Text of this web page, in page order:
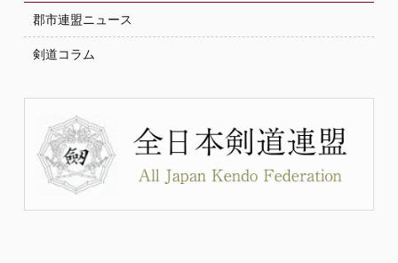
郡市連盟ニュース
剣道コラム